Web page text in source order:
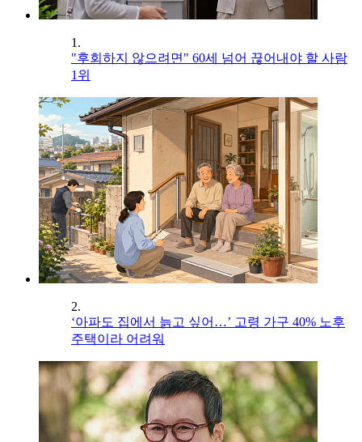
1.
"후회하지 않으려면" 60세 넘어 끊어내야 할 사람
1위
2.
‘아파도 집에서 늙고 싶어…’ 고령 가구 40% 노후
주택이라 어려워